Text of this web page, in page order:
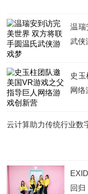
温瑞
武侠
史
网络
云计算助力传统行业数
回归